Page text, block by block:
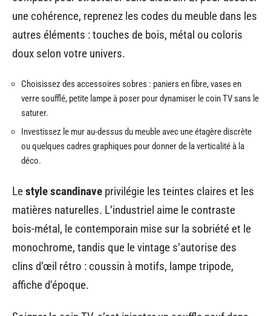
une cohérence, reprenez les codes du meuble dans les
autres éléments : touches de bois, métal ou coloris
doux selon votre univers.
Choisissez des accessoires sobres : paniers en fibre, vases en
verre soufflé, petite lampe à poser pour dynamiser le coin TV sans le
saturer.
Investissez le mur au-dessus du meuble avec une étagère discrète
ou quelques cadres graphiques pour donner de la verticalité à la
déco.
Lestyle scandinave privilégie les teintes claires et les
matières naturelles. L’industriel aime le contraste
bois-métal, le contemporain mise sur la sobriété et le
monochrome, tandis que le vintage s’autorise des
clins d’œil rétro : coussin à motifs, lampe tripode,
affiche d’époque.